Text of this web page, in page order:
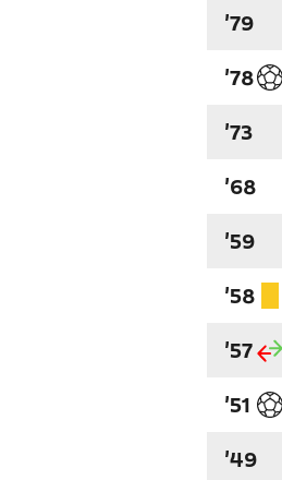
'79
'78
'73
'68
'59
'58
'57
'51
'49